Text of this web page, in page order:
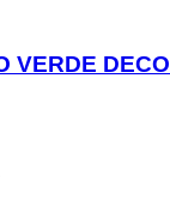
VERDE